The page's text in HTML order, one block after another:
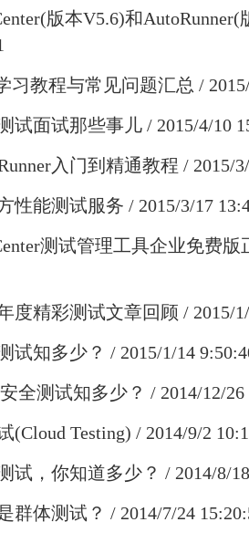
版本V5.6)和
习教程与常见问题汇总 /
试面试那些事儿 / 2015/4/10
入门到精通教程 / 2015/
性能测试服务 / 2015/3/17
测试管理工具企业免费版
度精彩测试文章回顾 / 2015/
试知多少？ / 2015/1/14
全测试知多少？ / 2014/12/
(Cloud Testing) / 2014/9/2
试，你知道多少？ / 2014/8/
群体测试？ / 2014/7/24